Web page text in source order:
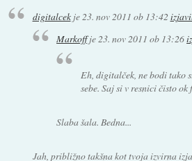
digitalcekje 23. nov 2011 ob 13:42
Markoffje23. nov 2011 ob 13:26
Eh, digitalček, ne bodi tako
sebe. Saj si v resnici čisto ok
Slaba šala. Bedna...
Jah, približno takšna kot tvoja izvirna